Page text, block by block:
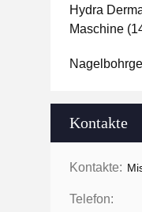
Hydra
Maschine
Kontakte
Kontakte:
Telefon: